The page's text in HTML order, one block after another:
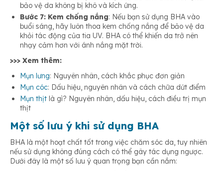
bảo vệ da không bị khô và kích ứng.
Bước 7: Kem chống nắng: Nếu bạn sử dụng BHA vào
buổi sáng, hãy luôn thoa kem chống nắng để bảo vệ da
khỏi tác động của tia UV. BHA có thể khiến da trở nên
nhạy cảm hơn với ánh nắng mặt trời.
>>> Xem thêm:
Mụn lưng: Nguyên nhân, cách khắc phục đơn giản
Mụn cóc: Dấu hiệu, nguyên nhân và cách chữa dứt điểm
Mụn thịt là gì? Nguyên nhân, dấu hiệu, cách điều trị mụn
thịt
Một số lưu ý khi sử dụng BHA
BHA là một hoạt chất tốt trong việc chăm sóc da, tuy nhiên
nếu sử dụng không đúng cách có thể gây tác dụng ngược.
Dưới đây là một số lưu ý quan trọng bạn cần nắm: